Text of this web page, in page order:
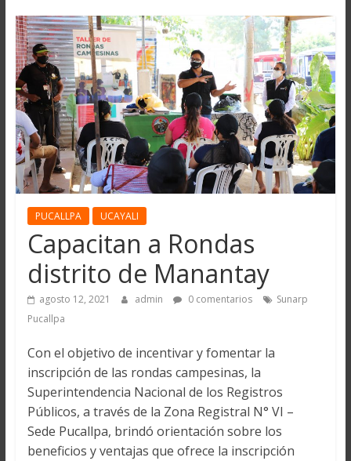
PUCALLPA UCAYALI
Capacitan a Rondas
distrito de Manantay
agosto 12, 2021 admin 0 comentarios
Sunarp
Pucallpa
Con el objetivo de incentivar y fomentar la
inscripción de las rondas campesinas, la
Superintendencia Nacional de los Registros
Públicos, a través de la Zona Registral N° VI –
Sede Pucallpa, brindó orientación sobre los
beneficios y ventajas que ofrece la inscripción